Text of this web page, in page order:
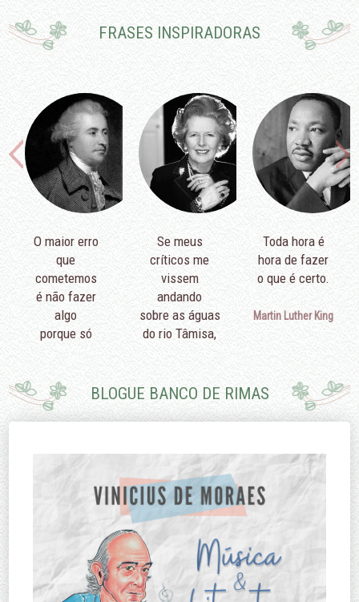
FRASES INSPIRADORAS
O maior erro
que
cometemos
é não fazer
algo
porque só
Edmund Burke
Se meus
críticos me
vissem
andando
sobre as águas
do rio Tâmisa,
sei nadar.
Toda hora é
hora de fazer
o que é certo.
Martin Luther King
BLOGUE BANCO DE RIMAS